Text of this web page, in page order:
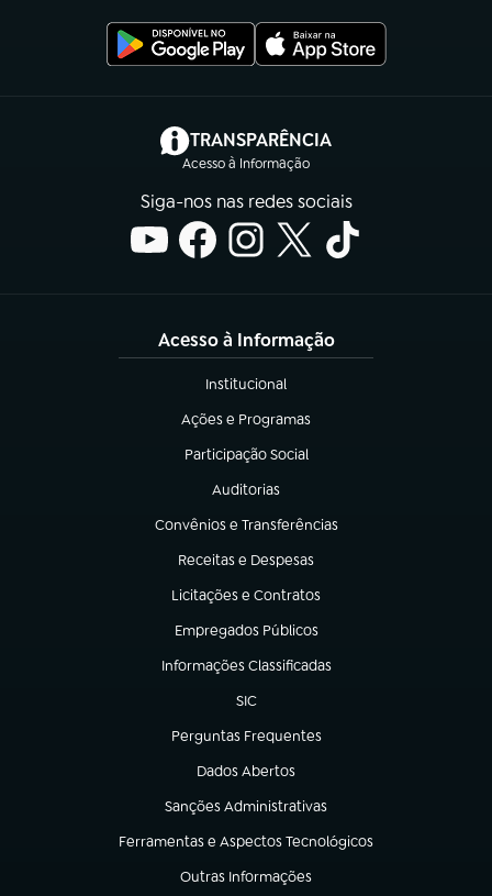
TRANSPARÊNCIA
Acesso à Informação
(abre em nova aba)
Siga-nos nas redes sociais
Acesso à Informação
Institucional
(abre em nova aba)
Ações e Programas
(abre em nova aba)
Participação Social
(abre em nova aba)
Auditorias
(abre em nova aba)
Convênios e Transferências
(abre em nova aba)
Receitas e Despesas
(abre em nova aba)
Licitações e Contratos
(abre em nova aba)
Empregados Públicos
(abre em nova aba)
Informações Classificadas
(abre em nova aba)
SIC
(abre em nova aba)
Perguntas Frequentes
(abre em nova aba)
Dados Abertos
(abre em nova aba)
Sanções Administrativas
(abre em nova aba)
Ferramentas e Aspectos Tecnológicos
(abre em nova aba)
Outras Informações
(abre em nova aba)